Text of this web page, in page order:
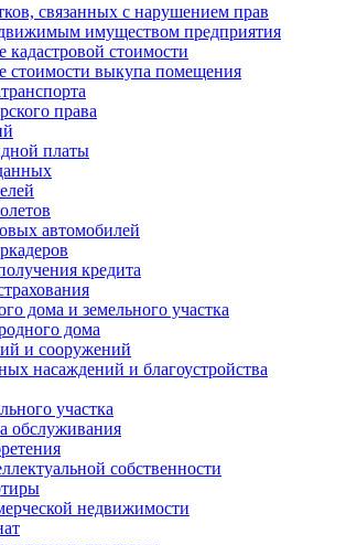
связанных с нарушением прав
имуществом предприятия
кадастровой стоимости
стоимости выкупа помещения
права
платы
автомобилей
кредита
дома и земельного участка
дома
и сооружений
насаждений и благоустройства
участка
обслуживания
собственности
недвижимости